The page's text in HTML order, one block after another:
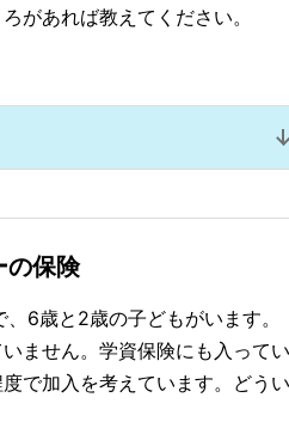
があれば教えてください。
の保険
6歳と2歳の子どもがいます。
ません。学資保険にも入って
で加入を考えています。どう